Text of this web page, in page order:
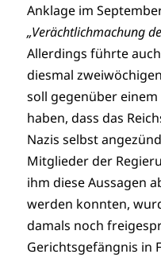
Anklage im
„Verächtlichmachung
Allerdings führte
diesmal
soll gegenüber
haben, dass das
Nazis selbst
Mitglieder der
ihm diese Aussagen
werden konnten,
damals noch
Gerichtsgefängnis in